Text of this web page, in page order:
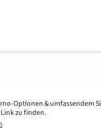
Optionen & umfassendem
zu finden.